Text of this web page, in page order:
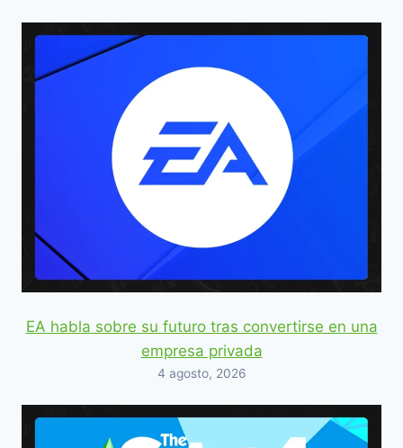
EA habla sobre su futuro tras convertirse en una
empresa privada
4 agosto, 2026